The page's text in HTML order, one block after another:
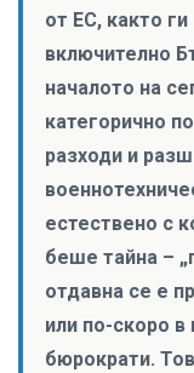
от ЕС, както
включително
началото на
категорично
разходи и
естествено с
беше тайна –
отдавна се е
или по-скоро в
бюрократи.